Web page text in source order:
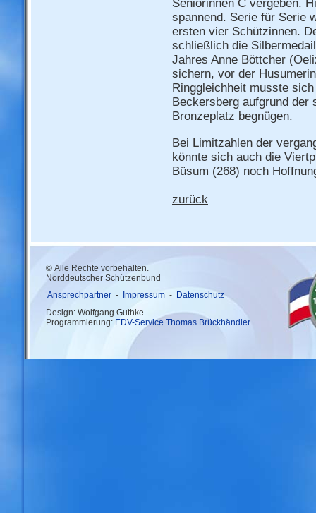
Seniorinnen C vergeben.
spannend. Serie für Serie
ersten vier Schützinnen.
schließlich die
Jahres Anne Böttcher
sichern, vor der
Ringgleichheit musste
Beckersberg aufgrund der
Bronzeplatz begnügen.
Bei Limitzahlen der
könnte sich auch die
Büsum (268) noch
zurück
© Alle Rechte vorbehalten.
Norddeutscher Schützenbund
Ansprechpartner - Impressum - Datenschutz
Design: Wolfgang Guthke
Programmierung: EDV-Service Thomas Brückhändler